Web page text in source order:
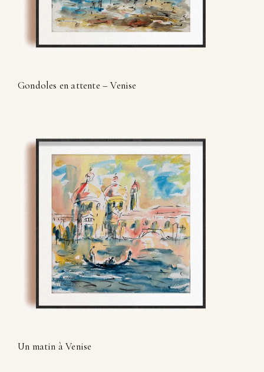
Gondoles en attente – Venise
Un matin à Venise